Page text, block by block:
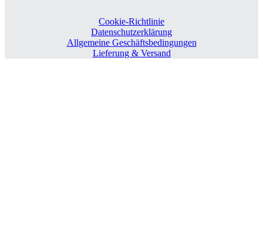
Cookie-Richtlinie
Datenschutzerklärung
Allgemeine Geschäftsbedingungen
Lieferung & Versand